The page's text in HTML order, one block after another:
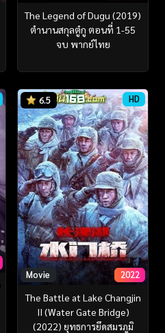
The Legend of Dugu (2019)
ตำนานสกุลตู๋กู ตอนที่ 1-55
จบ พากย์ไทย
6.5 HD
Movie 2022
The Battle at Lake Changjin
II (Water Gate Bridge)
(2022) ยุทธการยึดสมรภูมิ